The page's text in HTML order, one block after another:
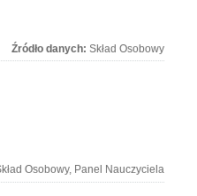
Źródło danych: Skład Osobowy
Osobowy, Panel Nauczyciela